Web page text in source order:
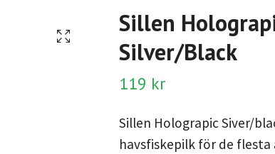
Sillen
Silver/Black
119 kr
Sillen Holograpic Siver/
havsfiskepilk för de